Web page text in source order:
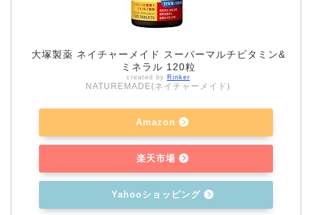
大塚製薬 ネイチャーメイド スーパーマルチビタミン&
ミネラル 120粒
created by Rinker
NATUREMADE(ネイチャーメイド)
Amazon
楽天市場
Yahooショッピング